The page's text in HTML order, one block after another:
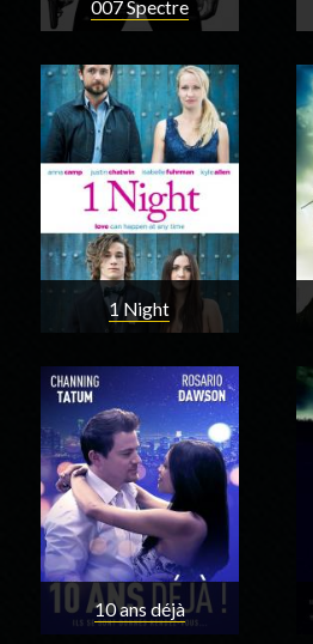
007 Spectre
1 Night
10 ans déjà